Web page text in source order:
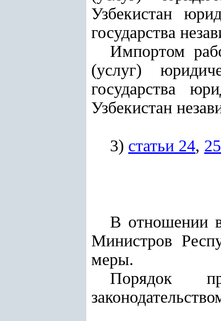
Узбекистан
государства
Импортом
(услуг)
государства
Узбекистан
3) статьи 24, 25
В отношении
Министров
меры.
Порядок